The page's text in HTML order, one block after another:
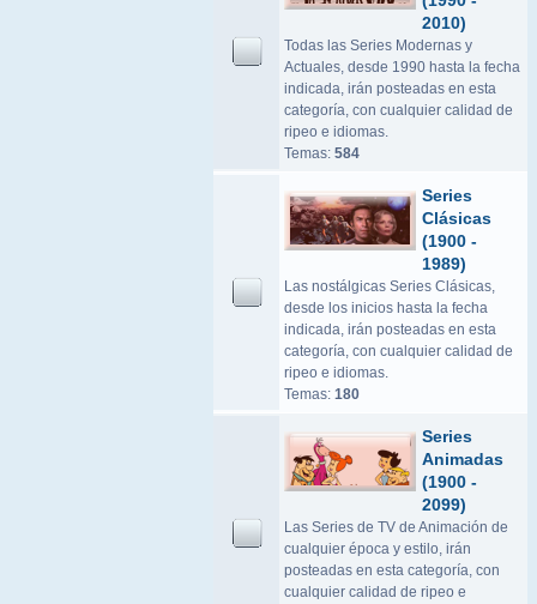
2010)
Todas las Series Modernas y
Actuales, desde 1990 hasta la fecha
indicada, irán posteadas en esta
categoría, con cualquier calidad de
ripeo e idiomas.
Temas: 584
Series
Clásicas
(1900 -
1989)
Las nostálgicas Series Clásicas,
desde los inicios hasta la fecha
indicada, irán posteadas en esta
categoría, con cualquier calidad de
ripeo e idiomas.
Temas: 180
Series
Animadas
(1900 -
2099)
Las Series de TV de Animación de
cualquier época y estilo, irán
posteadas en esta categoría, con
cualquier calidad de ripeo e